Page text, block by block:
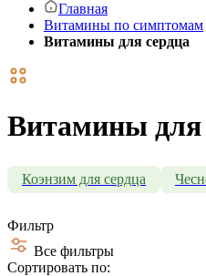
Главная
Витамины по симптомам
Витамины для сердца
Витамины для
Коэнзим для сердца
Фильтр
Все фильтры
Сортировать по: